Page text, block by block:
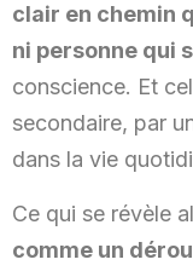
clair en chemin
ni personne qui
conscience. Et
secondaire, par
dans la vie
Ce qui se révèle
comme un